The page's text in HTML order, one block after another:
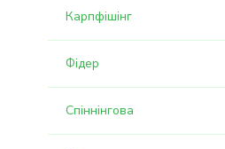
Карпфішінг
Фідер
Спіннінгова